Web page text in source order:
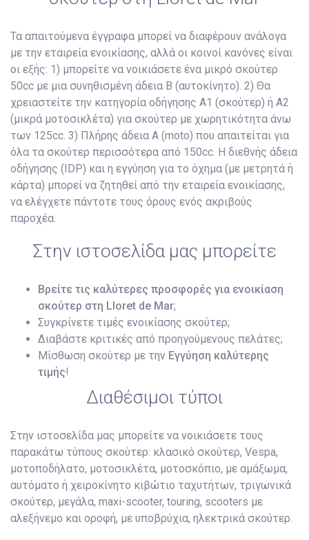
Τα απαιτούμενα έγγραφα μπορεί να διαφέρουν ανάλογα
με την εταιρεία ενοικίασης, αλλά οι κοινοί κανόνες είναι
οι εξής: 1) μπορείτε να νοικιάσετε ένα μικρό σκούτερ
50cc με μια συνηθισμένη άδεια B (αυτοκίνητο). 2) Θα
χρειαστείτε την κατηγορία οδήγησης A1 (σκούτερ) ή A2
(μικρά μοτοσικλέτα) για σκούτερ με χωρητικότητα άνω
των 125cc. 3) Πλήρης άδεια A (moto) που απαιτείται για
όλα τα σκούτερ περισσότερα από 150cc. Η διεθνής άδεια
οδήγησης (IDP) και η εγγύηση για το όχημα (με μετρητά ή
κάρτα) μπορεί να ζητηθεί από την εταιρεία ενοικίασης,
να ελέγχετε πάντοτε τους όρους ενός ακριβούς
παροχέα.
Στην ιστοσελίδα μας μπορείτε
Βρείτε τις καλύτερες προσφορές για ενοικίαση
σκούτερ στη Lloret de Mar;
Συγκρίνετε τιμές ενοικίασης σκούτερ;
Διαβάστε κριτικές από προηγούμενους πελάτες;
Μίσθωση σκούτερ με την Εγγύηση καλύτερης
τιμής!
Διαθέσιμοι τύποι
Στην ιστοσελίδα μας μπορείτε να νοικιάσετε τους
παρακάτω τύπους σκούτερ: κλασικό σκούτερ, Vespa,
μοτοποδήλατο, μοτοσικλέτα, μοτοσκόπιο, με αμάξωμα,
αυτόματο ή χειροκίνητο κιβώτιο ταχυτήτων, τριγωνικά
σκούτερ, μεγάλα, maxi-scooter, touring, scooters με
αλεξήνεμο και οροφή, με υποβρύχια, ηλεκτρικά σκούτερ.